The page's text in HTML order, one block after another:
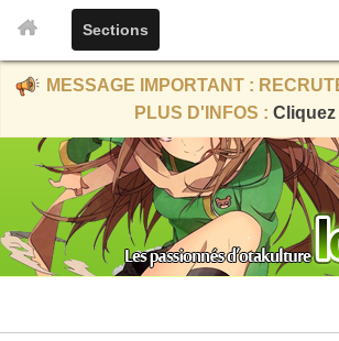
Sections
MESSAGE IMPORTANT :
PLUS D'INFOS :